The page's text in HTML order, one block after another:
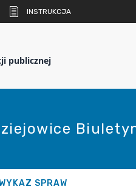
INSTRUKCJA
publicznej
SPRAW